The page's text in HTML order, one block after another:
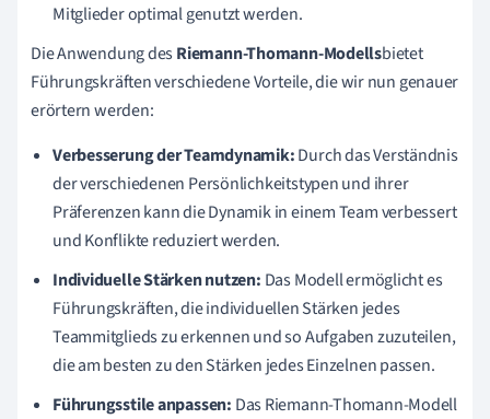
Mitglieder optimal genutzt werden.
Die Anwendung desRiemann-Thomann-Modellsbietet
Führungskräften verschiedene Vorteile, die wir nun genauer
erörtern werden:
Verbesserung der Teamdynamik:Durch das Verständnis
der verschiedenen Persönlichkeitstypen und ihrer
Präferenzen kann die Dynamik in einem Team verbessert
und Konflikte reduziert werden.
Individuelle Stärken nutzen: Das Modell ermöglicht es
Führungskräften, die individuellen Stärken jedes
Teammitglieds zu erkennen und so Aufgaben zuzuteilen,
die am besten zu den Stärken jedes Einzelnen passen.
Führungsstile anpassen: Das Riemann-Thomann-Modell